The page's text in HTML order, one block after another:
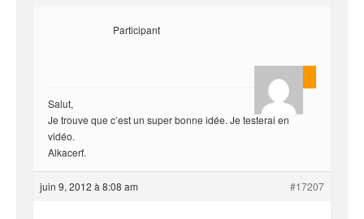
Alkacerf
Participant
Salut,
Je trouve que c’est un super bonne idée. Je testerai en
vidéo.
Alkacerf.
juin 9, 2012 à 8:08 am #17207